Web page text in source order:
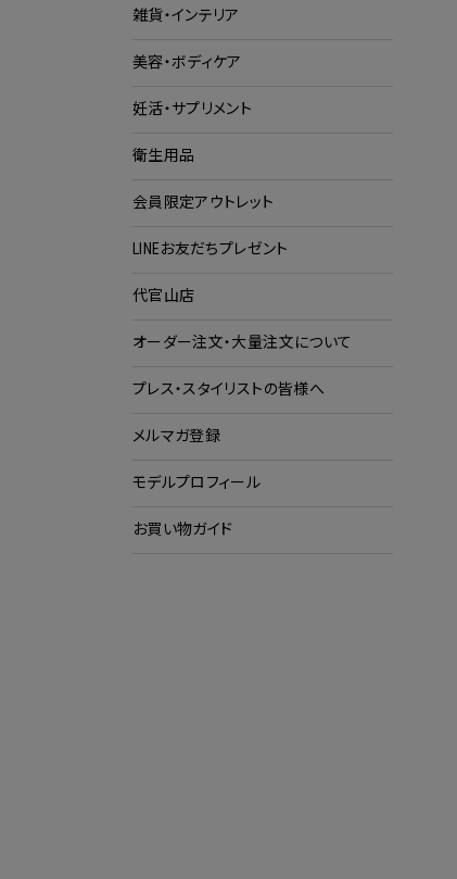
雑貨・インテリア
美容・ボディケア
妊活・サプリメント
衛生用品
会員限定アウトレット
LINEお友だちプレゼント
代官山店
オーダー注文・大量注文について
プレス・スタイリストの皆様へ
メルマガ登録
モデルプロフィール
お買い物ガイド